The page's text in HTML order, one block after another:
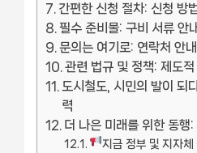
간편한 신청 절차: 신청 방
필수 준비물: 구비 서류 안
문의는 여기로: 연락처 안내
관련 법규 및 정책: 제도적
도시철도, 시민의 발이 되
력
더 나은 미래를 위한 동행
지금 정부 및 지자체